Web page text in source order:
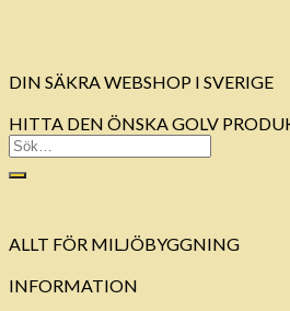
DIN SÄKRA WEBSHOP I SVERIGE
HITTA DEN ÖNSKA GOLV
ALLT FÖR MILJÖBYGGNING
INFORMATION